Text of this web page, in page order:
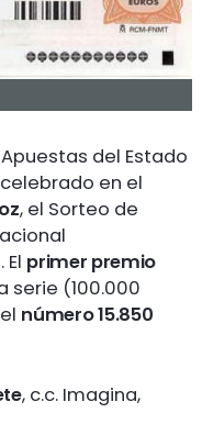
del Estado
en el
, el Sorteo de
primer premio
serie (100.000
número15.850
, c.c. Imagina,